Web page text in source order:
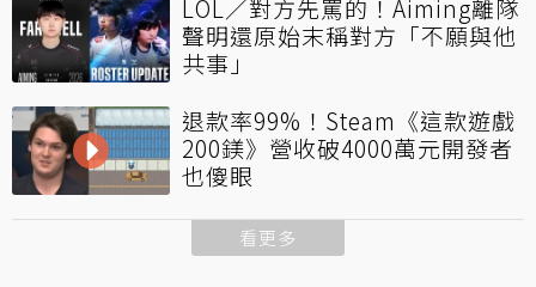
LOL／對方先罵的！Aiming離隊
聲明還原始末稱對方「不願與他
共事」
退款率99%！Steam《這款遊戲
200鎂》營收破4000萬元開發者
也傻眼
看更多